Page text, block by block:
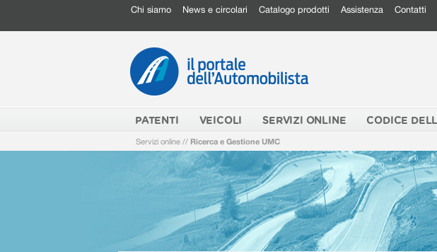
Chi siamo News e circolari Catalogo prodotti Assistenza Contatti
PATENTI VEICOLI SERVIZI ONLINE CODICE
Servizi online // Ricerca e Gestione UMC